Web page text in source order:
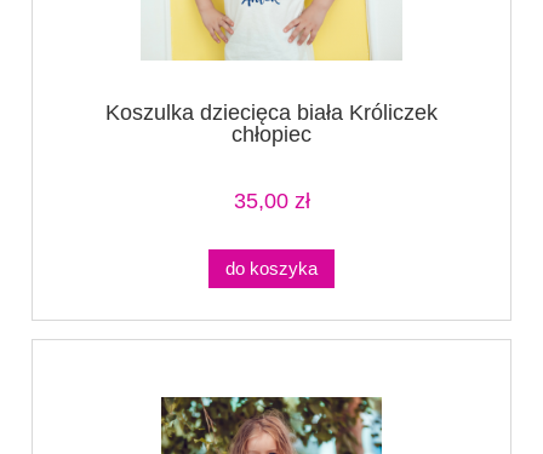
Koszulka dziecięca biała Króliczek
chłopiec
35,00 zł
do koszyka